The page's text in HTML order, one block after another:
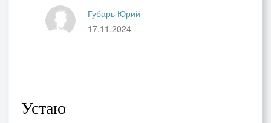
Губарь Юрий
17.11.2024
Устаю